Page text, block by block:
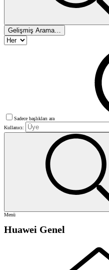
Gelişmiş Arama…
Sadece başlıkları ara
Kullanıcı:
Menü
Huawei Genel